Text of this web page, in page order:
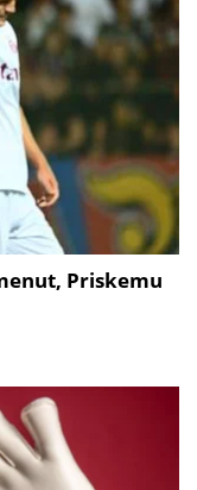
Priskemu